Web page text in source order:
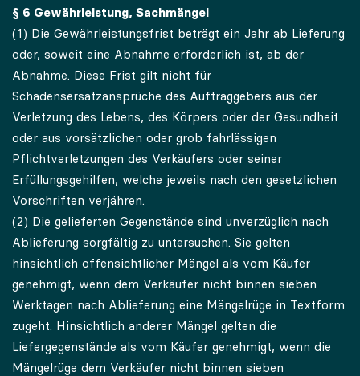
§ 6 Gewährleistung, Sachmängel
(1) Die Gewährleistungsfrist beträgt ein Jahr ab Lieferung
oder, soweit eine Abnahme erforderlich ist, ab der
Abnahme. Diese Frist gilt nicht für
Schadensersatzansprüche des Auftraggebers aus der
Verletzung des Lebens, des Körpers oder der Gesundheit
oder aus vorsätzlichen oder grob fahrlässigen
Pflichtverletzungen des Verkäufers oder seiner
Erfüllungsgehilfen, welche jeweils nach den gesetzlichen
Vorschriften verjähren.
(2) Die gelieferten Gegenstände sind unverzüglich nach
Ablieferung sorgfältig zu untersuchen. Sie gelten
hinsichtlich offensichtlicher Mängel als vom Käufer
genehmigt, wenn dem Verkäufer nicht binnen sieben
Werktagen nach Ablieferung eine Mängelrüge in Textform
zugeht. Hinsichtlich anderer Mängel gelten die
Liefergegenstände als vom Käufer genehmigt, wenn die
Mängelrüge dem Verkäufer nicht binnen sieben